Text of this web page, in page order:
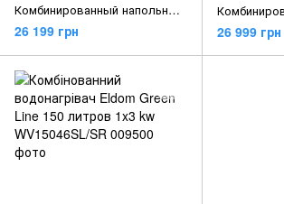
Комбинированный напольный бойлер ELDOM GREEN LINE 200 Л 1X3 KW FV20060S
26 199 грн 26 999 грн